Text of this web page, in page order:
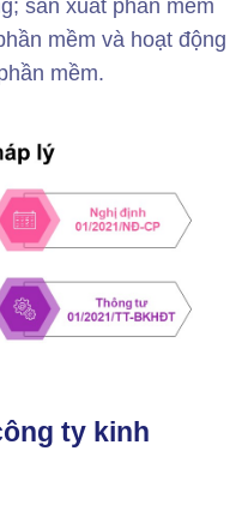
sản xuất phần mềm
mềm và hoạt động
mềm.
ty kinh